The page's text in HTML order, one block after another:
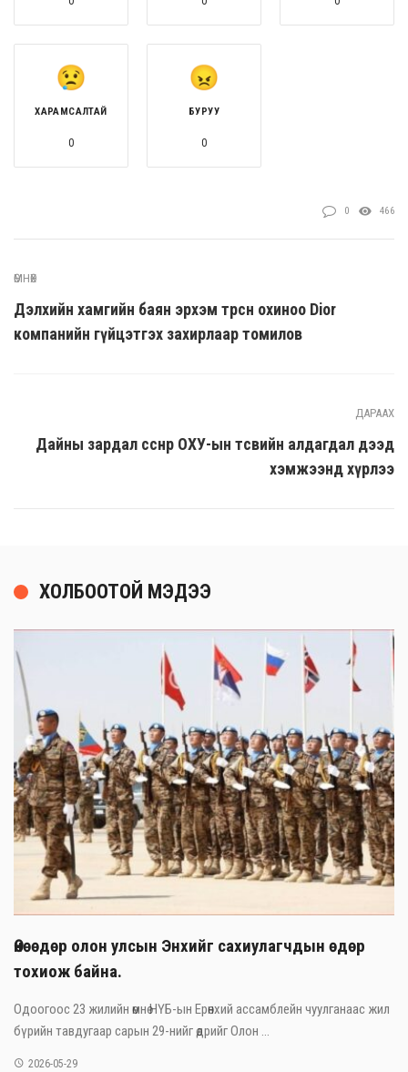
ХАРАМСАЛТАЙ
0
БУРУУ
0
0 466
ӨМНӨХ
Дэлхийн хамгийн баян эрхэм төрсөн охиноо Dior
компанийн гүйцэтгэх захирлаар томилов
ДАРААХ
Дайны зардал өссөнөөр ОХУ-ын төсвийн алдагдал дээд
хэмжээнд хүрлээ
ХОЛБООТОЙ МЭДЭЭ
Өнөөдөр олон улсын Энхийг сахиулагчдын өдөр
тохиож байна.
Одоогоос 23 жилийн өмнө НҮБ-ын Ерөнхий ассамблейн чуулганаас жил
бүрийн тавдугаар сарын 29-нийг өдрийг Олон ...
2026-05-29